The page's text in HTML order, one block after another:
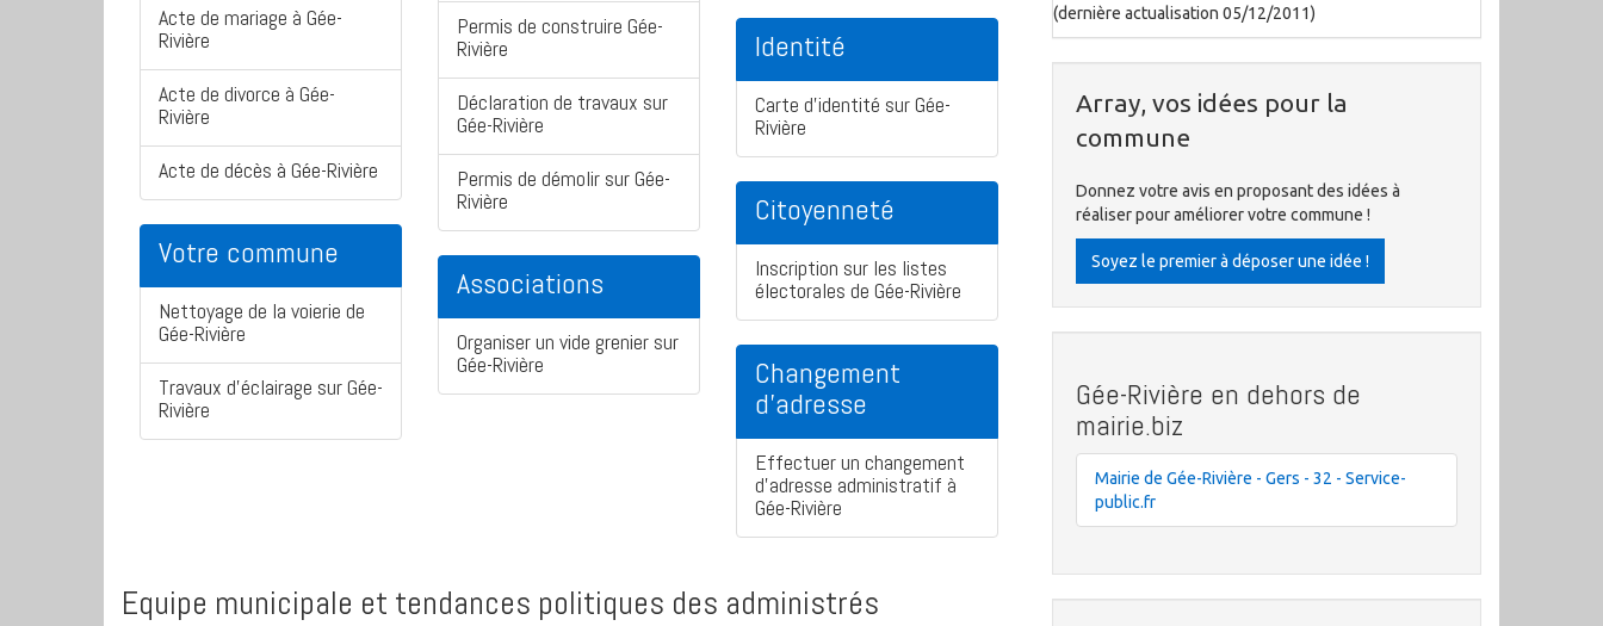
Acte de mariage à Gée-
Rivière
Acte de divorce à Gée-
Rivière
Acte de décès à Gée-Rivière
Votre commune
Nettoyage de la voierie de
Gée-Rivière
Travaux d'éclairage sur Gée-
Rivière
Permis de construire Gée-
Rivière
Déclaration de travaux sur
Gée-Rivière
Permis de démolir sur Gée-
Rivière
Associations
Organiser un vide grenier sur
Gée-Rivière
Identité
Carte d'identité sur Gée-
Rivière
Citoyenneté
Inscription sur les listes
électorales de Gée-Rivière
Changement
d'adresse
Effectuer un changement
d'adresse administratif à
Gée-Rivière
Equipe municipale et tendances politiques des administrés
(dernière actualisation 05/12/2011)
Array, vos idées pour la
commune
Donnez votre avis en proposant des idées à
réaliser pour améliorer votre commune !
Soyez le premier à déposer une idée !
Gée-Rivière en dehors de
mairie.biz
Mairie de Gée-Rivière - Gers - 32 - Service-
public.fr